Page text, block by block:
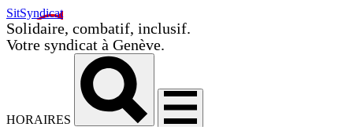
SitSyndicat
Solidaire, combatif, inclusif.
Votre syndicat à Genève.
HORAIRES